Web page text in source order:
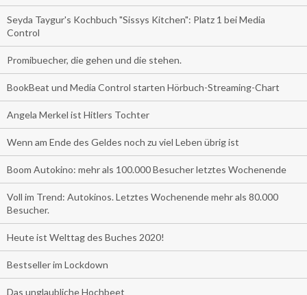
Seyda Taygur's Kochbuch "Sissys Kitchen": Platz 1 bei Media
Control
Promibuecher, die gehen und die stehen.
BookBeat und Media Control starten Hörbuch-Streaming-Chart
Angela Merkel ist Hitlers Tochter
Wenn am Ende des Geldes noch zu viel Leben übrig ist
Boom Autokino: mehr als 100.000 Besucher letztes Wochenende
Voll im Trend: Autokinos. Letztes Wochenende mehr als 80.000
Besucher.
Heute ist Welttag des Buches 2020!
Bestseller im Lockdown
Das unglaubliche Hochbeet